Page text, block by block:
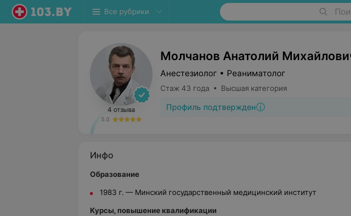
Все рубрики
4 отзыва
5.0
Молчанов Анатолий
Анестезиолог • Реаниматолог
Стаж 43 года • Высшая категория
Профиль подтвержден
Инфо
Образование
1983 г. — Минский государственный медицинский институт
Курсы, повышение квалификации